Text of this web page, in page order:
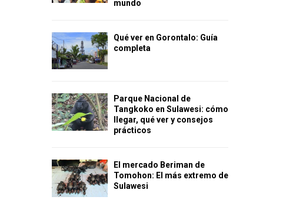
mundo
Qué ver en Gorontalo: Guía
completa
Parque Nacional de
Tangkoko en Sulawesi: cómo
llegar, qué ver y consejos
prácticos
El mercado Beriman de
Tomohon: El más extremo de
Sulawesi